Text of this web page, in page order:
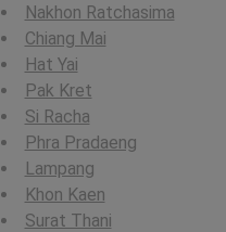
Nakhon Ratchasima
Chiang Mai
Hat Yai
Pak Kret
Si Racha
Phra Pradaeng
Lampang
Khon Kaen
Surat Thani